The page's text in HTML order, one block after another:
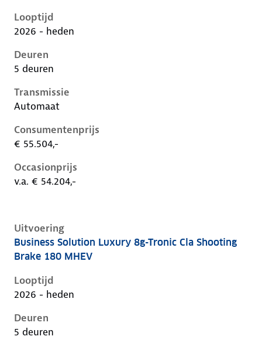
Looptijd
2026 - heden
Deuren
5 deuren
Transmissie
Automaat
Consumentenprijs
€ 55.504,-
Occasionprijs
v.a. € 54.204,-
Uitvoering
Mercedes Cla-Klasse iii-x174, cla shooting brake 180
Business Solution Luxury 8g-Tronic Cla Shooting
Brake 180 MHEV
Looptijd
2026 - heden
Deuren
5 deuren